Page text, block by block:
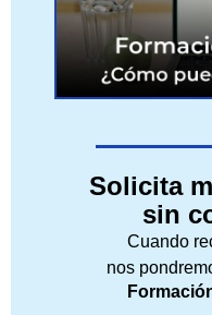
Solicita
sin
Cuando
nos